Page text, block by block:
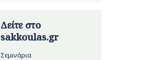
Δείτε στο
sakkoulas.gr
Σεμινάρια